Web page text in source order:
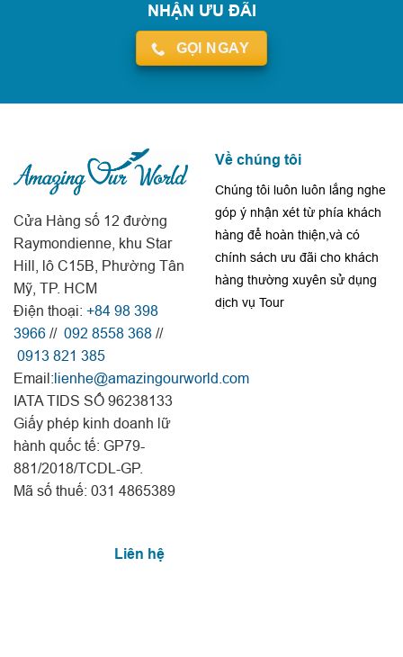
NHẬN ƯU ĐÃI
GỌI NGAY
Cửa Hàng số 12 đường
Raymondienne, khu Star
Hill, lô C15B, Phường Tân
Mỹ, TP. HCM
Điện thoại: +84 98 398
3966 // 092 8558 368 //
0913 821 385
Email:lienhe@amazingourworld.com
IATA TIDS SỐ 96238133
Giấy phép kinh doanh lữ
hành quốc tế: GP79-
881/2018/TCDL-GP.
Mã số thuế: 031 4865389
Về chúng tôi
Chúng tôi luôn luôn lắng nghe
góp ý nhận xét từ phía khách
hàng để hoàn thiện,và có
chính sách ưu đãi cho khách
hàng thường xuyên sử dụng
dịch vụ Tour
Liên hệ